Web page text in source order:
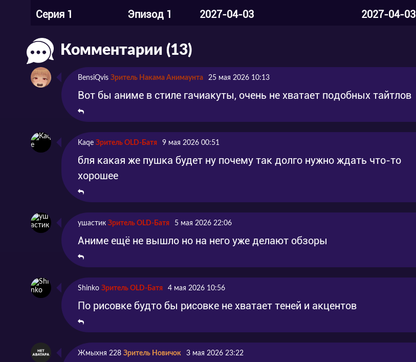
Серия 1
Эпизод 1 2027-04-03 2027-04-03
Комментарии (13)
BensiQvis Зритель Накама Анимаунта 25 мая 2026 10:13
Вот бы аниме в стиле гачиакуты, очень не хватает подобных тайтлов
Kaqe Зритель OLD-Батя 9 мая 2026 00:51
бля какая же пушка будет ну почему так долго нужно ждать что-то
хорошее
ушастик Зритель OLD-Батя 5 мая 2026 22:06
Аниме ещё не вышло но на него уже делают обзоры
Shinko Зритель OLD-Батя 4 мая 2026 10:56
По рисовке будто бы рисовке не хватает теней и акцентов
Жмыхня 228 Зритель Новичок 3 мая 2026 23:22